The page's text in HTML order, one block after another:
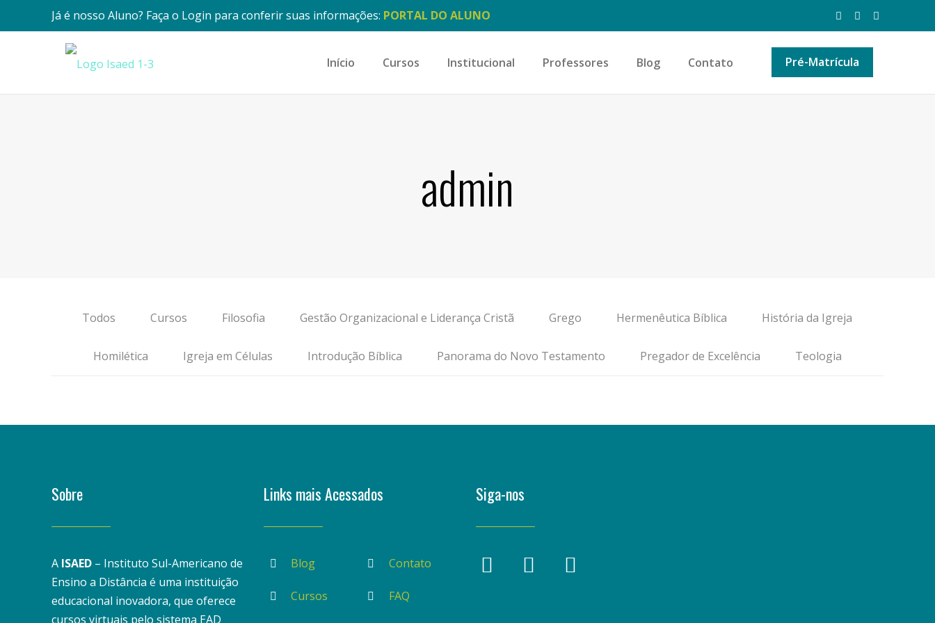
Já é nosso Aluno? Faça o Login para conferir suas informações: PORTAL DO ALUNO
Início Cursos Institucional Professores Blog Contato Pré-Matrícula
admin
Todos Cursos Filosofia Gestão Organizacional e Liderança Cristã Grego Hermenêutica Bíblica História da Igreja
Homilética Igreja em Células Introdução Bíblica Panorama do Novo Testamento Pregador de Excelência Teologia
Sobre
A ISAED – Instituto Sul-Americano de
Ensino a Distância é uma instituição
educacional inovadora, que oferece
cursos virtuais pelo sistema EAD
Links mais Acessados
Blog
Cursos
Contato
FAQ
Siga-nos